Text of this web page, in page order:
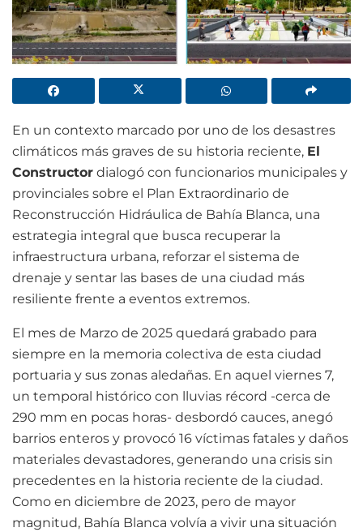
En un contexto marcado por uno de los desastres
climáticos más graves de su historia reciente, El
Constructor dialogó con funcionarios municipales y
provinciales sobre el Plan Extraordinario de
Reconstrucción Hidráulica de Bahía Blanca, una
estrategia integral que busca recuperar la
infraestructura urbana, reforzar el sistema de
drenaje y sentar las bases de una ciudad más
resiliente frente a eventos extremos.
El mes de Marzo de 2025 quedará grabado para
siempre en la memoria colectiva de esta ciudad
portuaria y sus zonas aledañas. En aquel viernes 7,
un temporal histórico con lluvias récord -cerca de
290 mm en pocas horas- desbordó cauces, anegó
barrios enteros y provocó 16 víctimas fatales y daños
materiales devastadores, generando una crisis sin
precedentes en la historia reciente de la ciudad.
Como en diciembre de 2023, pero de mayor
magnitud, Bahía Blanca volvía a vivir una situación